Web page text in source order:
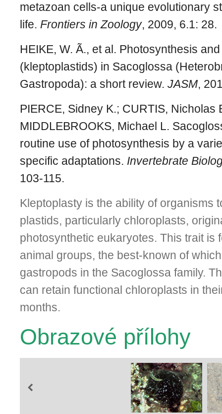
metazoan cells-a unique evolutionary
life. Frontiers in Zoology, 2009, 6.1: 28.
HEIKE, W. Ã., et al. Photosynthesis
(kleptoplastids) in Sacoglossa
Gastropoda): a short review. JASM,
PIERCE, Sidney K.; CURTIS, Nicholas
MIDDLEBROOKS, Michael L.
routine use of photosynthesis by a
specific adaptations. Invertebrate
103-115.
Kleptoplasty is the ability of organisms
plastids, particularly chloroplasts,
photosynthetic eukaryotes. This trait is
animal groups, the best-known of
gastropods in the Sacoglossa family.
can retain functional chloroplasts in
months.
Obrazové přílohy